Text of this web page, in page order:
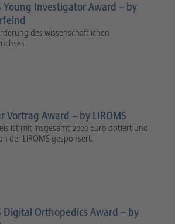
Young Investigator Award – by
des wissenschaftlichen
Vortrag Award – by LIROMS
ist mit insgesamt 2000 Euro dotiert und
der LIROMS gesponsert.
Digital Orthopedics Award – by